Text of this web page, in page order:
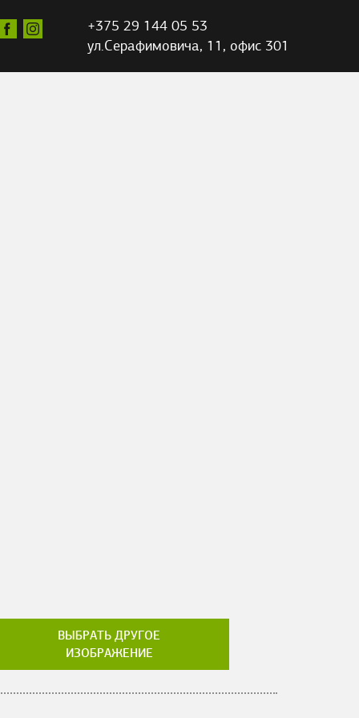
+375 29 144 05 53
ул.Серафимовича, 11, офис 301
ВЫБРАТЬ ДРУГОЕ
ИЗОБРАЖЕНИЕ